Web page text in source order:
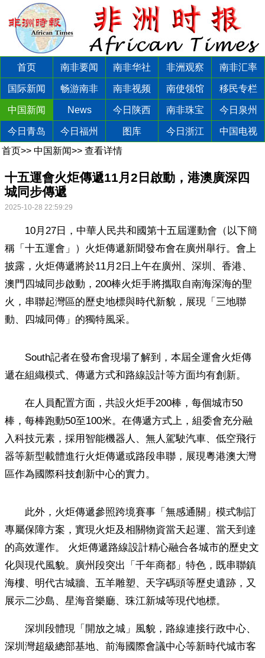
首页 南非要闻 南非华社 非洲观察 南非汇率
国际新闻 畅游南非 南非视频 南使领馆 移民专栏
中国新闻 News 今日陕西 南非珠宝 今日泉州
今日青岛 今日福州 图库 今日浙江
中国电视
首页>> 中国新闻>> 查看详情
​十五運會火炬傳遞11月2日啟動，港澳廣深四
城同步傳遞
2025-10-28 22:59:29
10月27日，中華人民共和國第十五屆運動會（以下簡
稱「十五運會」）火炬傳遞新聞發布會在廣州舉行。會上
披露，火炬傳遞將於11月2日上午在廣州、深圳、香港、
澳門四城同步啟動，200棒火炬手將攜取自南海深海的聖
火，串聯起灣區的歷史地標與時代新貌，展現「三地聯
動、四城同傳」的獨特風采。
South記者在發布會現場了解到，本屆全運會火炬傳
遞在組織模式、傳遞方式和路線設計等方面均有創新。
在人員配置方面，共設火炬手200棒，每個城市50
棒，每棒跑動50至100米。在傳遞方式上，組委會充分融
入科技元素，採用智能機器人、無人駕駛汽車、低空飛行
器等新型載體進行火炬傳遞或路段串聯，展現粵港澳大灣
區作為國際科技創新中心的實力。
此外，火炬傳遞參照跨境賽事「無感通關」模式制訂
專屬保障方案，實現火炬及相關物資當天起運、當天到達
的高效運作。 火炬傳遞路線設計精心融合各城市的歷史文
化與現代風貌。廣州段突出「千年商都」特色，既串聯鎮
海樓、明代古城牆、五羊雕塑、天字碼頭等歷史遺跡，又
展示二沙島、星海音樂廳、珠江新城等現代地標。
深圳段體現「開放之城」風貌，路線連接行政中心、
深圳灣超級總部基地、前海國際會議中心等新時代城市客